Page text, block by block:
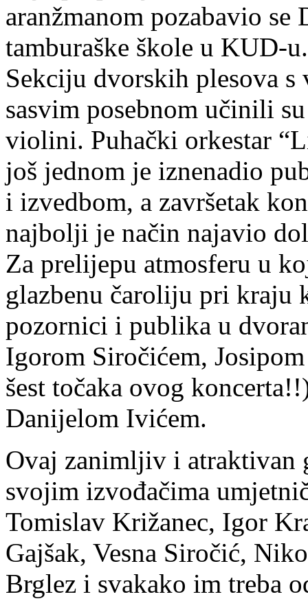
aranžmanom pozabavio
tamburaške škole u KUD-
Sekciju dvorskih plesova
sasvim posebnom učinili
violini. Puhački orkestar
još jednom je iznenadio
i izvedbom, a završetak
najbolji je način najavio
Za prelijepu atmosferu u
glazbenu čaroliju pri kraju
pozornici i publika u
Igorom Siročićem,
šest točaka ovog
Danijelom Ivićem.
Ovaj zanimljiv i atraktivan
svojim izvođačima
Tomislav Križanec, Igor
Gajšak, Vesna Siročić,
Brglez i svakako im treba